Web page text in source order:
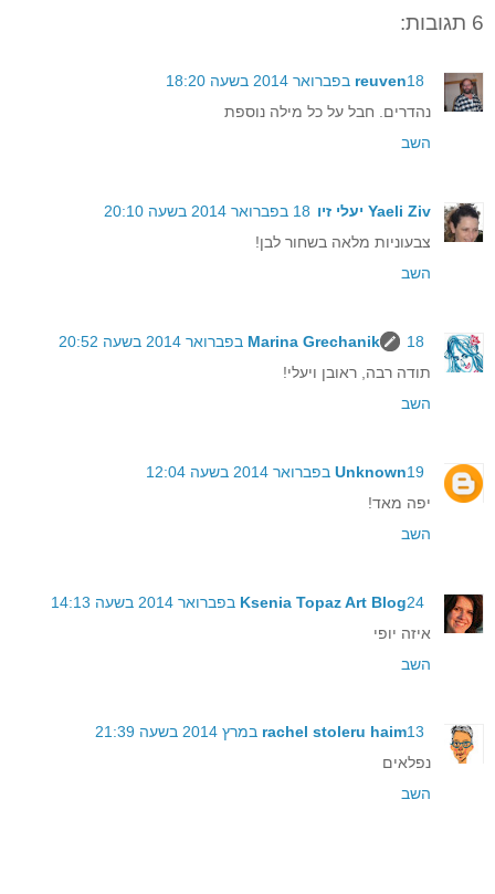
6 תגובות:
reuven18 בפברואר 2014 בשעה 18:20
נהדרים. חבל על כל מילה נוספת
השב
Yaeli Ziv יעלי זיו
18 בפברואר 2014 בשעה 20:10
צבעוניות מלאה בשחור לבן!
השב
Marina Grechanik
18 בפברואר 2014 בשעה 20:52
תודה רבה, ראובן ויעלי!
השב
Unknown19 בפברואר 2014 בשעה 12:04
יפה מאד!
השב
Ksenia Topaz Art Blog24 בפברואר 2014 בשעה 14:13
איזה יופי
השב
rachel stoleru haim13 במרץ 2014 בשעה 21:39
נפלאים
השב